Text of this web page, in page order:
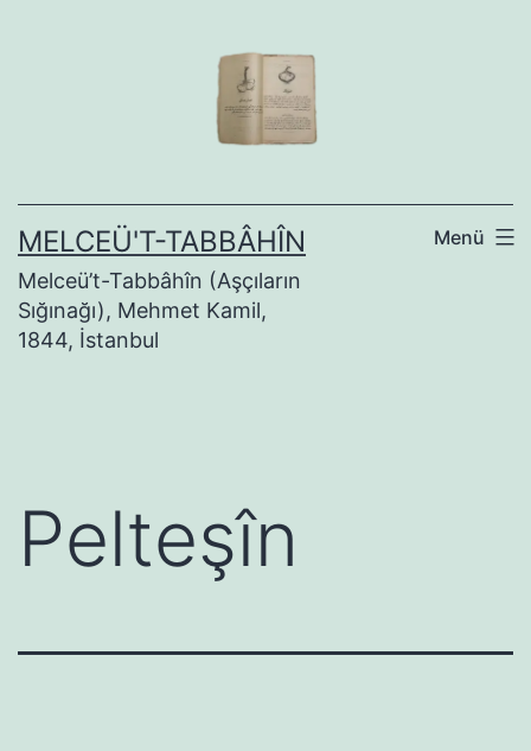
MELCEÜ'T-TABBÂHÎN
Melceü’t-Tabbâhîn (Aşçıların
Sığınağı), Mehmet Kamil,
1844, İstanbul
Menü
Pelteşîn